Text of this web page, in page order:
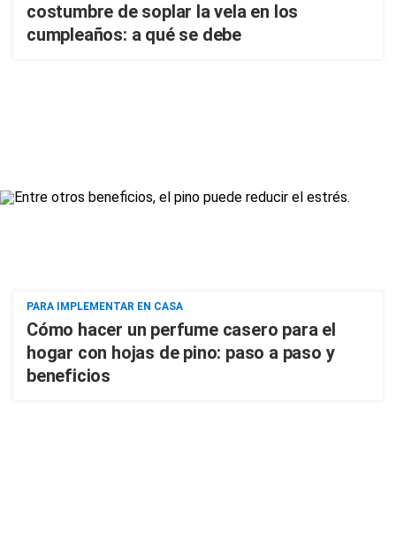
costumbre de soplar la vela en los
cumpleaños: a qué se debe
PARA IMPLEMENTAR EN CASA
Cómo hacer un perfume casero para el
hogar con hojas de pino: paso a paso y
beneficios